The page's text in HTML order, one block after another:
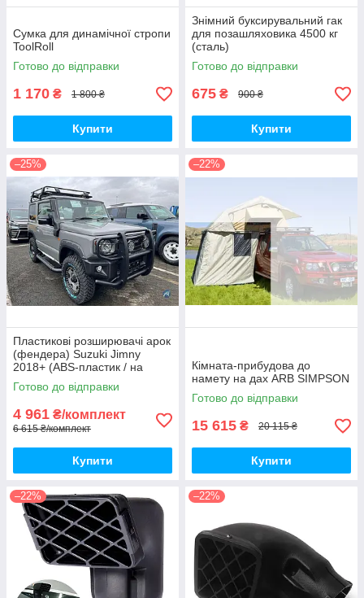
Сумка для динамічної стропи
ToolRoll
Готово до відправки
1 170 ₴ 1 800 ₴
Купити
Знімний буксирувальний гак
для позашляховика 4500 кг
(сталь)
Готово до відправки
675 ₴ 900 ₴
Купити
–25%
Пластикові розширювачі арок
(фендера) Suzuki Jimny
2018+ (ABS-пластик / на
скотчі 3М)
Готово до відправки
4 961 ₴/комплект
6 615 ₴/комплект
Купити
–22%
Кімната-прибудова до
намету на дах ARB SIMPSON
Готово до відправки
15 615 ₴ 20 115 ₴
Купити
–22% –22%